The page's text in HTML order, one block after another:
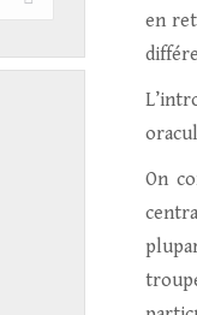
en
On